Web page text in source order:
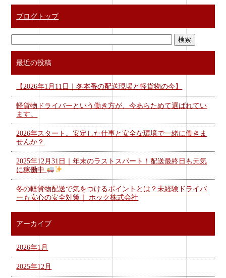
ブログトップ
最近の投稿
【2026年1月11日｜冬本番の配送現場と軽貨物の今】
軽貨物ドライバーという働き方が、今あらためて選ばれてい
ます。
2026年スタート。安定した仕事と安全な環境で一緒に働きま
せんか？
2025年12月31日｜年末のラストスパート！配送最終日も元気
に稼働中
冬の軽貨物配送で気をつけるポイントとは？未経験ドライバ
ーも安心の安全対策｜ ホック株式会社
アーカイブ
2026年1月
2025年12月